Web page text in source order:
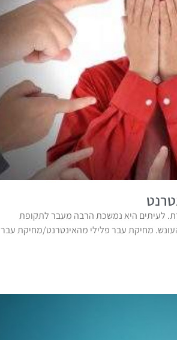
לעיתים היא נמשכת הרבה מעבר לתקופת
מחיקת עבר פלילי מהאינטרנט/מחיקת עבר